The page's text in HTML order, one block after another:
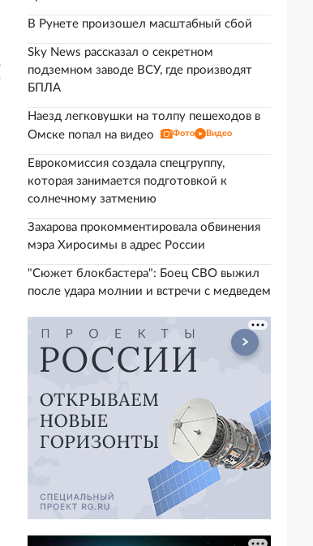
В Рунете произошел масштабный сбой
Sky News рассказал о секретном
подземном заводе ВСУ, где производят
БПЛА
Наезд легковушки на толпу пешеходов в
Омске попал на видео
Фото Видео
Еврокомиссия создала спецгруппу,
которая занимается подготовкой к
солнечному затмению
Захарова прокомментировала обвинения
мэра Хиросимы в адрес России
"Сюжет блокбастера": Боец СВО выжил
после удара молнии и встречи с медведем